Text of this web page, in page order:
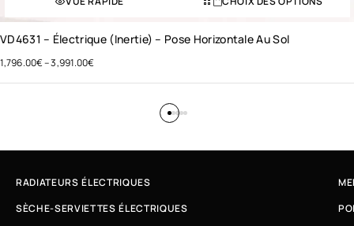
VD4631 – Électrique (inertie) – Pose Horizontale Au Sol
1,796.00€–3,991.00€
RADIATEURS ÉLECTRIQUES
SÈCHE-SERVIETTES ÉLECTRIQUES